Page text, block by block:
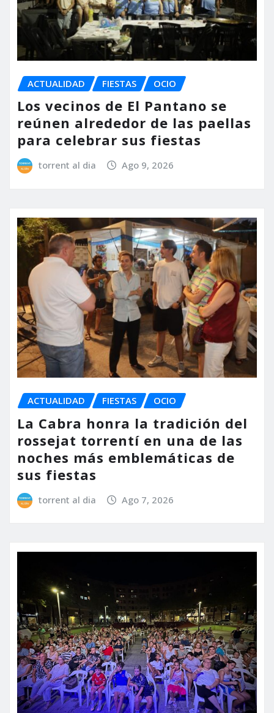
ACTUALIDAD FIESTAS OCIO
Los vecinos de El Pantano se
reúnen alrededor de las paellas
para celebrar sus fiestas
torrent al dia Ago 9, 2026
ACTUALIDAD FIESTAS OCIO
La Cabra honra la tradición del
rossejat torrentí en una de las
noches más emblemáticas de
sus fiestas
torrent al dia Ago 7, 2026